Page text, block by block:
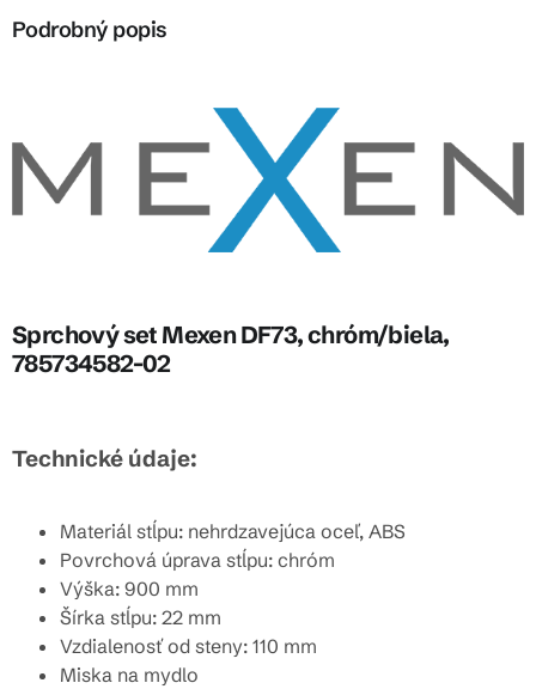
Podrobný popis
Sprchový set Mexen DF73, chróm/biela,
785734582-02
Technické údaje:
Materiál stĺpu: nehrdzavejúca oceľ, ABS
Povrchová úprava stĺpu: chróm
Výška: 900 mm
Šírka stĺpu: 22 mm
Vzdialenosť od steny: 110 mm
Miska na mydlo